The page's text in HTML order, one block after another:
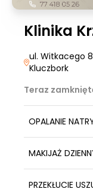
Klinika
ul. Witkacego 8
Kluczbork
Teraz
OPALANIE
MAKIJAŻ
PRZEKŁUCIE